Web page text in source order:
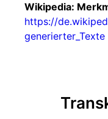
Wikipedia:
https://
generierter_Texte